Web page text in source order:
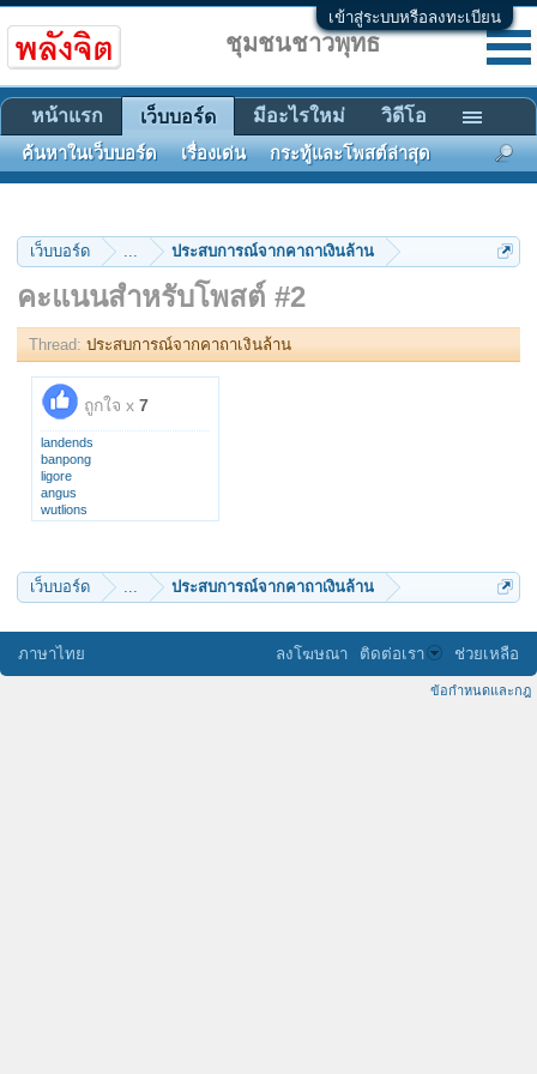
เข้าสู่ระบบหรือลงทะเบียน
เว็บบอร์ด ... ประสบการณ์จากคาถาเงินล้าน
คะแนนสำหรับโพสต์ #2
Thread: ประสบการณ์จากคาถาเงินล้าน
ถูกใจ x 7
landends
banpong
ligore
angus
wutlions
มังกรผยอง
เว็บบอร์ด ... ประสบการณ์จากคาถาเงินล้าน
ชุมชนชาวพุทธ
หน้าแรก เว็บบอร์ด
ค้นหาในเว็บบอร์ด เรื่องเด่น กระทู้และโพสต์ล่าสุด
มีอะไรใหม่ วิดีโอ
ภาษาไทย ลงโฆษณา ติดต่อเรา ช่วยเหลือ
ข้อกำหนดและกฎ